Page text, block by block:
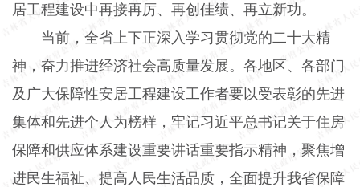
居工程建设中再接再厉、再创佳绩、再立新功。
当前，全省上下正深入学习贯彻党的二十大精
神，奋力推进经济社会高质量发展。各地区、各部门
及广大保障性安居工程建设工作者要以受表彰的先进
集体和先进个人为榜样，牢记习近平总书记关于住房
保障和供应体系建设重要讲话重要指示精神，聚焦增
进民生福祉、提高人民生活品质，全面提升我省保障